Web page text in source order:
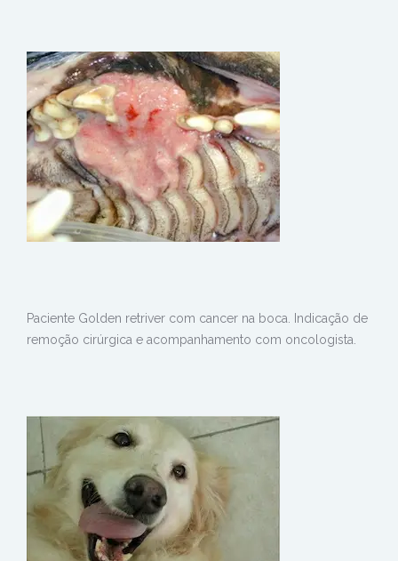
Paciente Golden retriver com cancer na boca. Indicação de
remoção cirúrgica e acompanhamento com oncologista.